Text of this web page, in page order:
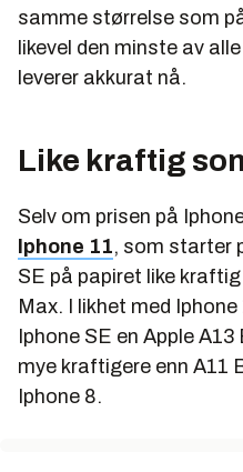
samme størrelse som
likevel den minste av
leverer akkurat nå.
Like kraftig
Selv om prisen på
Iphone 11, som starter
SE på papiret like
Max. I likhet med
Iphone SE en Apple
mye kraftigere enn A11
Iphone 8.